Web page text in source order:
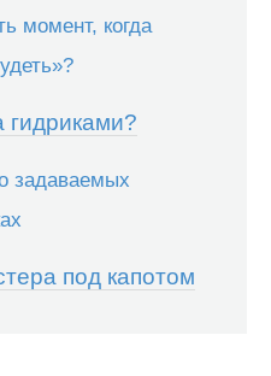
момент, когда
гидриками?
задаваемых
под капотом